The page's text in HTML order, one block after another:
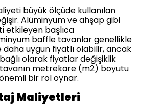
büyük ölçüde kullanılan
Alüminyum ve ahşap gibi
etkileyen başlıca
baffle tavanlar genellikle
uygun fiyatlı olabilir, ancak
olarak fiyatlar değişiklik
metrekare (m2) boyutu
bir rol oynar.
Maliyetleri